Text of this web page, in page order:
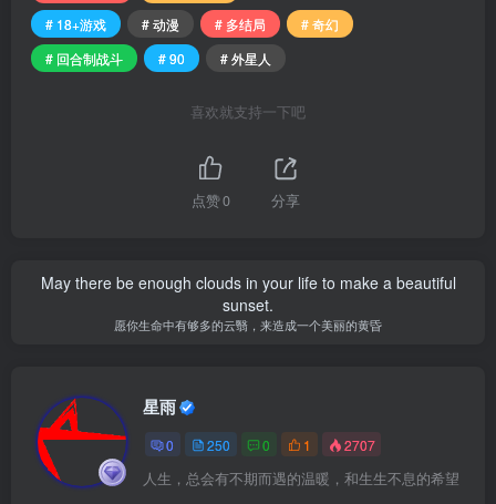
# 18+游戏
# 动漫 # 多结局
# 奇幻
# 回合制战斗
# 90 # 外星人
喜欢就支持一下吧
点赞0 分享
May there be enough clouds in your life to make a beautiful
sunset.
愿你生命中有够多的云翳，来造成一个美丽的黄昏
星雨
0 250 0 1 2707
人生，总会有不期而遇的温暖，和生生不息的希望